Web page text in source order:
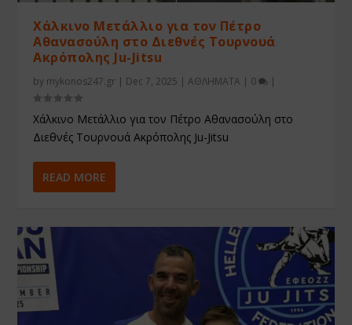
Χάλκινο Μετάλλιο για τον Πέτρο
Αθανασούλη στο Διεθνές Τουρνουά
Ακρόπολης Ju-Jitsu
by mykonos247.gr | Dec 7, 2025 |ΑΘΛΗΜΑΤΑ | 0 |
Χάλκινο Μετάλλιο για τον Πέτρο Αθανασούλη στο
Διεθνές Τουρνουά Ακρόπολης Ju-Jitsu
READ MORE